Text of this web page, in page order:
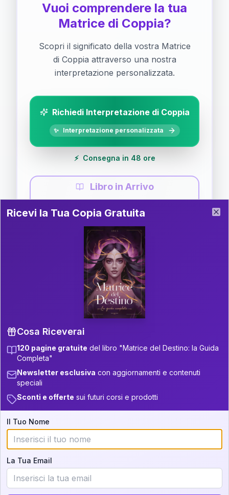
Vuoi comprendere la tua
Matrice di Coppia?
Scopri il significato della vostra Matrice
di Coppia attraverso una nostra
interpretazione personalizzata.
Richiedi Interpretazione di Coppia
✨ Interpretazione personalizzata
⚡ Consegna in 48 ore
Libro in Arrivo
Guida completa di Coppia
Il libro è in fase di scrittura. Iscriviti alla newsletter
per ricevere aggiornamenti!
P.S. Interpretazione parziale
gratuita
Scorri più in basso per vedere
un'interpretazione parziale gratuita della tua
Iscriviti alla newsletter per ricevere
aggiornamenti quando sarà disponibile.
Cosa scoprirete nella vostra
interpretazione:
💕 Come rafforzare la vostra unione
Ricevi la Tua Copia Gratuita del Libro
Ricevi la Tua Copia Gratuita
Cosa Riceverai
120 pagine gratuite del libro "Matrice del Destino: la Guida
Completa"
Newsletter esclusiva con aggiornamenti e contenuti
speciali
Sconti e offerte sui futuri corsi e prodotti
Il Tuo Nome
La Tua Email